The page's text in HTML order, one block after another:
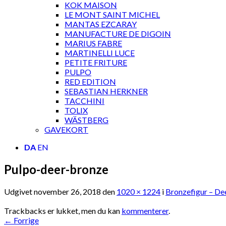
KOK MAISON
LE MONT SAINT MICHEL
MANTAS EZCARAY
MANUFACTURE DE DIGOIN
MARIUS FABRE
MARTINELLI LUCE
PETITE FRITURE
PULPO
RED EDITION
SEBASTIAN HERKNER
TACCHINI
TOLIX
WÄSTBERG
GAVEKORT
DA EN
Pulpo-deer-bronze
Udgivetnovember 26, 2018 den 1020 × 1224 i Bronzefigur –
Trackbacks er lukket, men du kan kommenterer.
← Forrige